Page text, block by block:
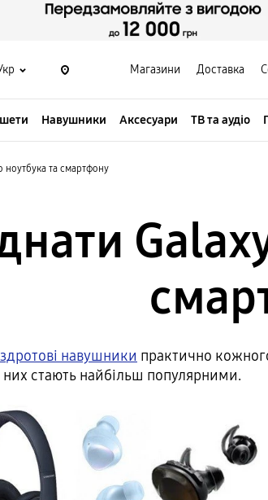
Магазини Доставка
Навушники Аксесуари ТВ та аудіо
ноутбука та смартфону
навушники практично
них стають найбільш популярними.